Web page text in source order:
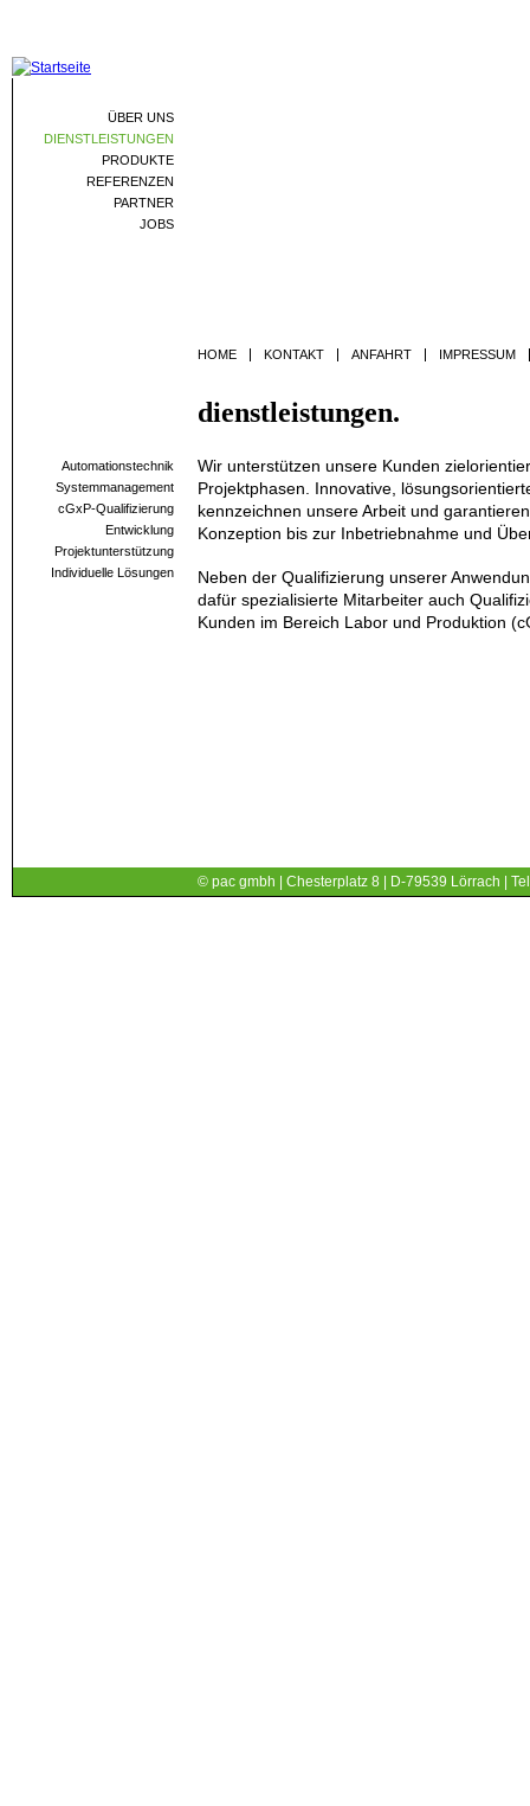
HOME KONTAKT ANFAHRT IMPRESSUM
dienstleistungen.
Wir unterstützen unsere Kunden
Projektphasen. Innovative,
kennzeichnen unsere Arbeit und
Konzeption bis zur Inbetriebnahme und
Neben der Qualifizierung unserer
dafür spezialisierte Mitarbeiter auch
Kunden im Bereich Labor und Produktion
ÜBER UNS
DIENSTLEISTUNGEN
PRODUKTE
REFERENZEN
PARTNER
JOBS
Automationstechnik
Systemmanagement
cGxP-Qualifizierung
Entwicklung
Projektunterstützung
Individuelle Lösungen
© pac gmbh | Chesterplatz 8 | D-79539 Lörrach |